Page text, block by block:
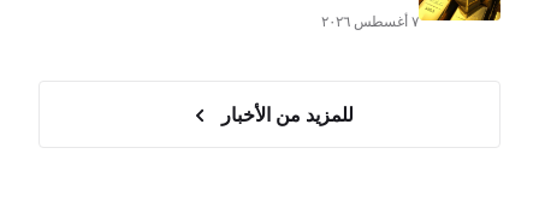
٧ أغسطس ٢٠٢٦
للمزيد من الأخبار